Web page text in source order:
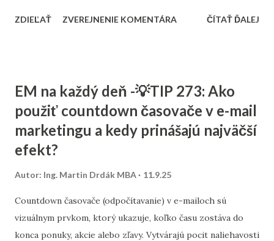
ako nastaviť SEO tak, aby fungovalo aj pri menšom
osloviť zákazníkov z celého Slovenska alebo len z vášho
mesta? Výskum kľúčových slov – zistite, čo ľudia hľadajú.
Namiesto všeobecných výrazov typu „kaviareň“ skúste
„kaviareň Bratislava Staré Mesto“ alebo „zdravé obedy
firmy vo vašom segmente. ➡️ Viac sa tejto téme venujeme v
článku: „Ako nájsť správne kľúčové slová pre malé firmy“ 2.
On-page SEO (čo viete spraviť priamo na webe) Tu ide o
úpravu obsahu a technických prvko...
ZDIEĽAŤ ZVEREJNENIE KOMENTÁRA ČÍTAŤ ĎALEJ
EM na každý deň -💡TIP 273: Ako
použiť countdown časovače v e-mail
marketingu a kedy prinášajú najväčší
efekt?
Autor: Ing. Martin Drdák MBA 11.9.25
Countdown časovače (odpočítavanie) v e-mailoch sú
vizuálnym prvkom, ktorý ukazuje, koľko času zostáva do
konca ponuky, akcie alebo zľavy. Vytvárajú pocit naliehavosti